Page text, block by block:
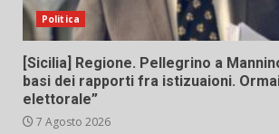
Politica
[Sicilia] Regione. Pellegrino a
basi dei rapporti fra istizuaioni.
elettorale”
7 Agosto 2026